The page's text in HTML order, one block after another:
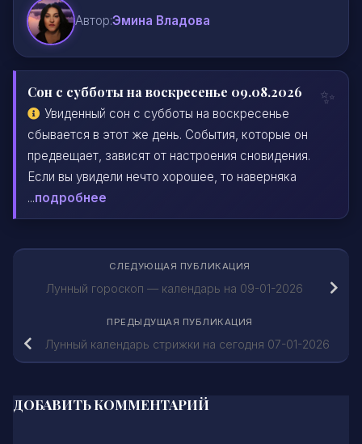
Автор:Эмина Владова
Сон с субботы на воскресенье 09.08.2026
Увиденный сон с субботы на воскресенье
сбывается в этот же день. События, которые он
предвещает, зависят от настроения сновидения.
Если вы увидели нечто хорошее, то наверняка
...подробнее
СЛЕДУЮЩАЯ ПУБЛИКАЦИЯ
Лунный гороскоп — календарь на 09-01-2026
ПРЕДЫДУЩАЯ ПУБЛИКАЦИЯ
Лунный календарь стрижки на сегодня 07-01-2026
ДОБАВИТЬ КОММЕНТАРИЙ